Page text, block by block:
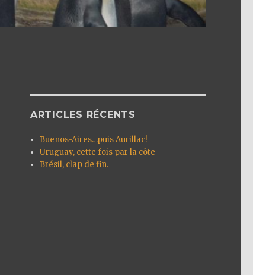
ARTICLES RÉCENTS
Buenos-Aires…puis Aurillac!
Uruguay, cette fois par la côte
Brésil, clap de fin.